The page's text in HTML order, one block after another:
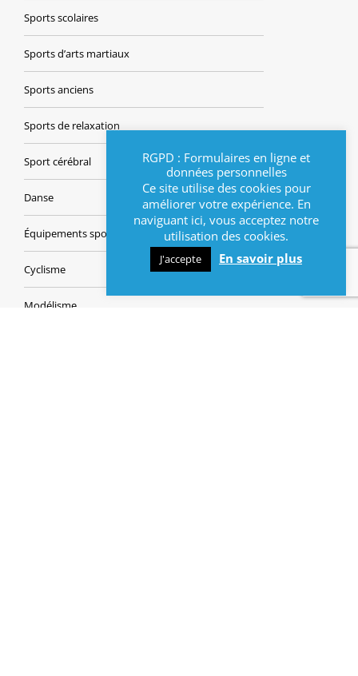
Sports scolaires
Sports d’arts martiaux
Sports anciens
Sports de relaxation
Sport cérébral
Danse
Équipements sportifs
Cyclisme
Modélisme
RGPD : Formulaires en ligne et
données personnelles
Ce site utilise des cookies pour
améliorer votre expérience. En
naviguant ici, vous acceptez notre
utilisation des cookies.
J'accepte En savoir plus